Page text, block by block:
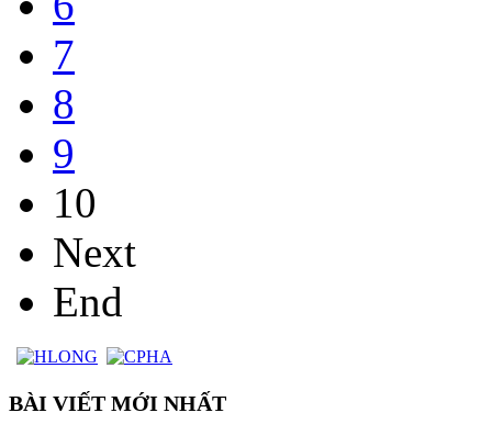
7
8
9
10
Next
End
BÀI VIẾT MỚI NHẤT